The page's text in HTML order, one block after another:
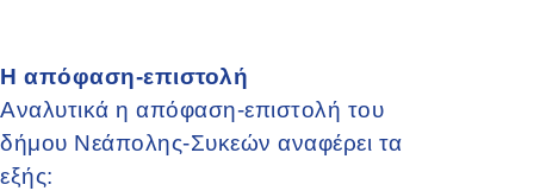
Η απόφαση-επιστολή
Αναλυτικά η απόφαση-επιστολή του
δήμου Νεάπολης-Συκεών αναφέρει τα
εξής: